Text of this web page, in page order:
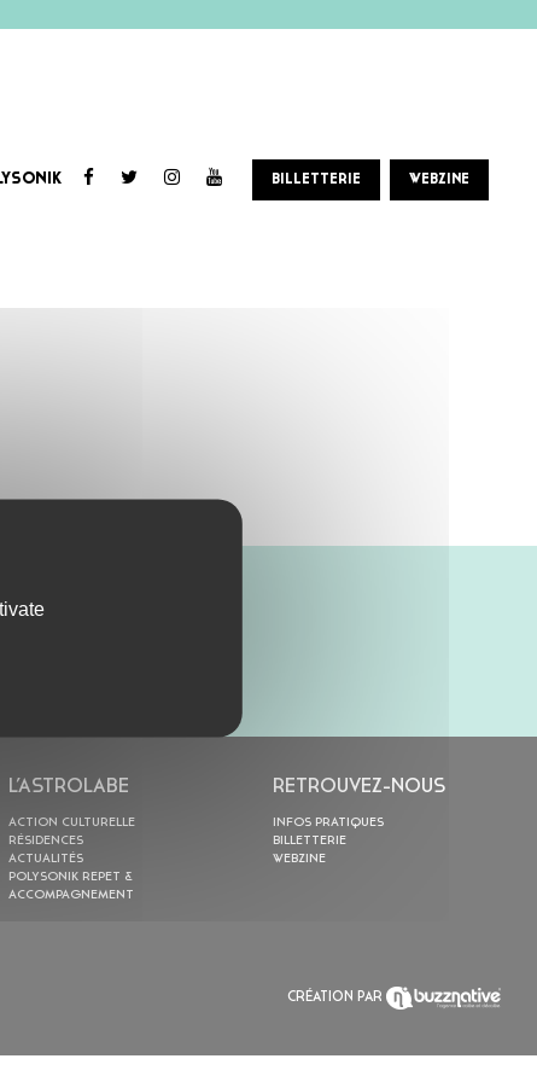
BILLETTERIE WEBZINE
L’ASTROLABE
ACTION CULTURELLE
RÉSIDENCES
ACTUALITÉS
POLYSONIK REPET &
ACCOMPAGNEMENT
RETROUVEZ-NOUS
INFOS PRATIQUES
BILLETTERIE
WEBZINE
CRÉATION PAR